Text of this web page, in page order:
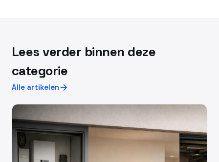
Lees verder binnen deze
categorie
Alle artikelen arrow_forward